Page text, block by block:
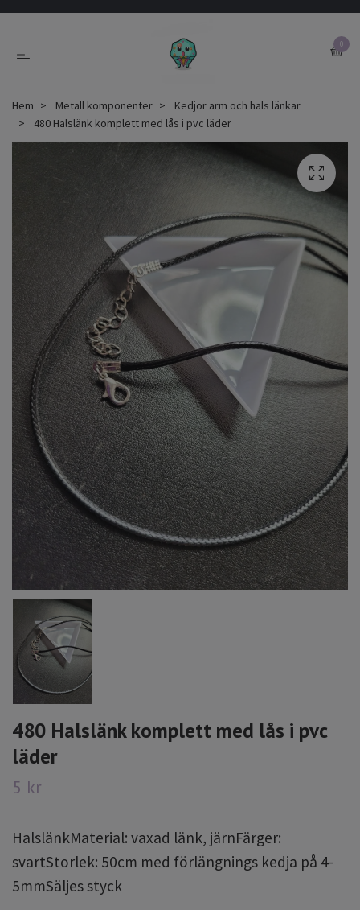
0
Hem Metall komponenter
Kedjor arm och hals länkar
480 Halslänk komplett med lås i pvc läder
480 Halslänk komplett med lås i pvc
läder
5 kr
HalslänkMaterial: vaxad länk, järnFärger:
svartStorlek: 50cm med förlängnings kedja på 4-
5mmSäljes styck